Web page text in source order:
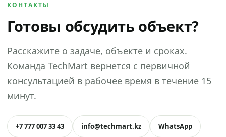
КОНТАКТЫ
Готовы обсудить объект?
Расскажите о задаче, объекте и сроках.
Команда TechMart вернется с первичной
консультацией в рабочее время в течение 15
минут.
+7 777 007 33 43 info@techmart.kz WhatsApp